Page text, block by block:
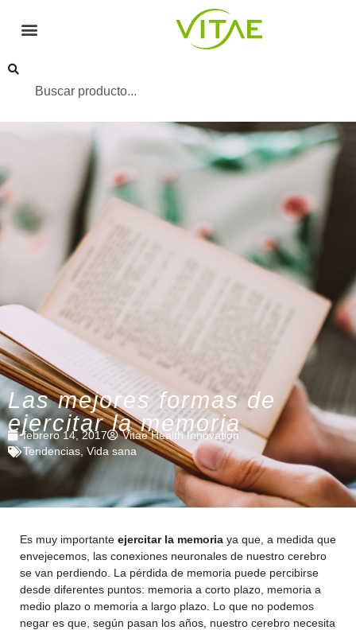
Las mejores formas de
ejercitar la memoria
febrero 14, 2017
Vitae Health Innovation
Tendencias Vida sana
Es muy importante ejercitar la memoria ya que, a medida que
envejecemos, las conexiones neuronales de nuestro cerebro
se van perdiendo. La pérdida de memoria puede percibirse
desde diferentes puntos: memoria a corto plazo, memoria a
medio plazo o memoria a largo plazo. Lo que no podemos
negar es que, según pasan los años, nuestro cerebro necesita